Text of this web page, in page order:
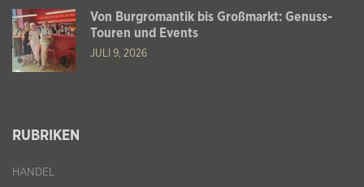
Von Burgromantik bis Großmarkt: Genuss-
Touren und Events
JULI 9, 2026
RUBRIKEN
HANDEL